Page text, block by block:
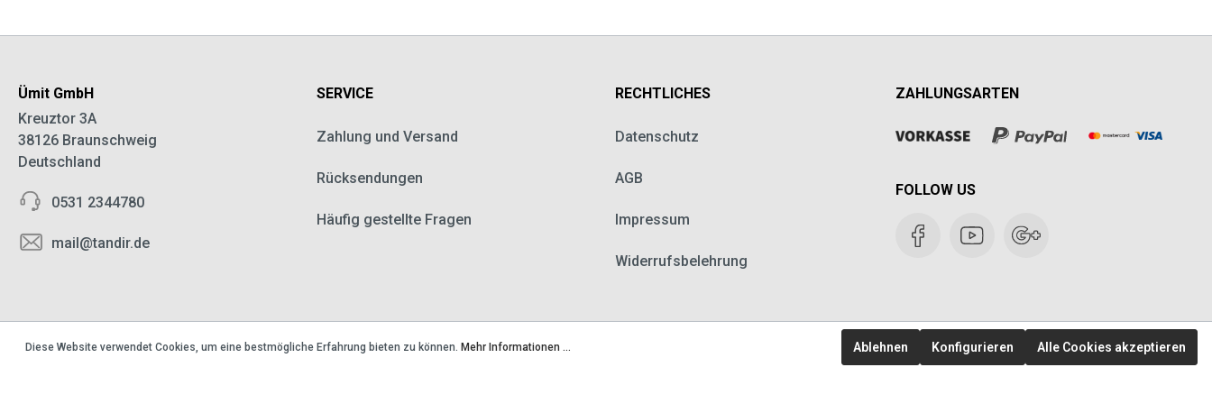
Ümit GmbH
Kreuztor 3A
38126 Braunschweig
Deutschland
0531 2344780
mail@tandir.de
SERVICE
Zahlung und Versand
Rücksendungen
Häufig gestellte Fragen
RECHTLICHES
Datenschutz
AGB
Impressum
Widerrufsbelehrung
ZAHLUNGSARTEN
FOLLOW US
Reparaturservice Unternehmen
Diese Website verwendet Cookies, um eine bestmögliche Erfahrung bieten zu können. Mehr Informationen ... Ablehnen Konfigurieren Alle Cookies akzeptieren